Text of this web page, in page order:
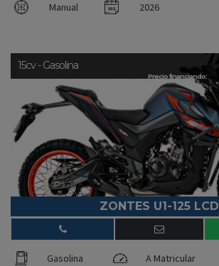
Manual
2026
Precio financiando:
15cv - Gasolina
ZONTES U1-125 LCD
Gasolina A Matricular